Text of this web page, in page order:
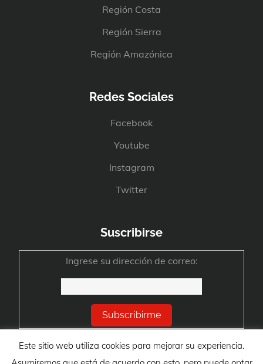
Región Costa
Región Sierra
Región Amazónica
Redes Sociales
Facebook
Youtube
Instagram
Twitter
Suscribirse
Ingrese su dirección de correo:
Este sitio web utiliza cookies para mejorar su experiencia.